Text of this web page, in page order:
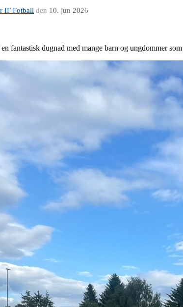
IF Fotball den 10. jun 2026
fantastisk dugnad med mange barn og ungdommer